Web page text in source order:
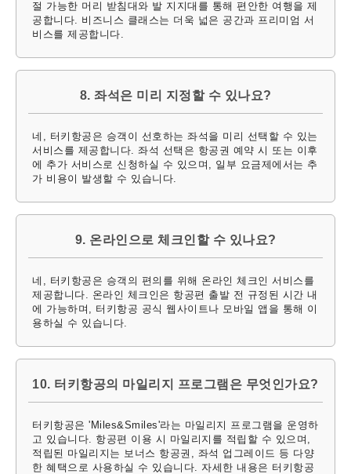
절 가능한 머리 받침대와 발 지지대를 통해 편안한 여행을 제
공합니다. 비즈니스 클래스는 더욱 넓은 공간과 프리미엄 서
비스를 제공합니다.
8. 좌석은 미리 지정할 수 있나요?
네, 터키항공은 승객이 선호하는 좌석을 미리 선택할 수 있는
서비스를 제공합니다. 좌석 선택은 항공권 예약 시 또는 이후
에 추가 서비스로 신청하실 수 있으며, 일부 요금제에서는 추
가 비용이 발생할 수 있습니다.
9. 온라인으로 체크인할 수 있나요?
네, 터키항공은 승객의 편의를 위해 온라인 체크인 서비스를
제공합니다. 온라인 체크인은 항공편 출발 전 규정된 시간 내
에 가능하며, 터키항공 공식 웹사이트나 모바일 앱을 통해 이
용하실 수 있습니다.
10. 터키항공의 마일리지 프로그램은 무엇인가요?
터키항공은 'Miles&Smiles'라는 마일리지 프로그램을 운영하
고 있습니다. 항공편 이용 시 마일리지를 적립할 수 있으며,
적립된 마일리지는 보너스 항공권, 좌석 업그레이드 등 다양
한 혜택으로 사용하실 수 있습니다. 자세한 내용은 터키항공